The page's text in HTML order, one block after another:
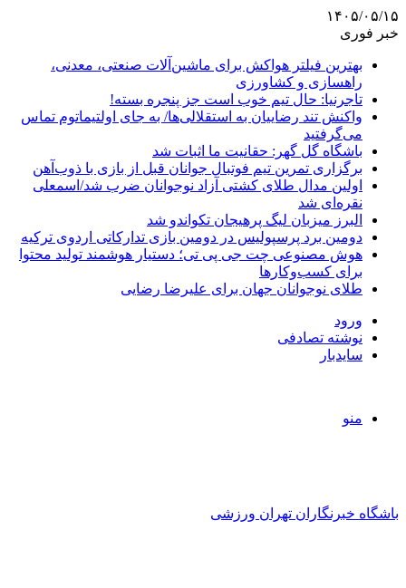
۱۴۰۵/۰۵/۱۵
خبر فوری
بهترین فیلتر هواکش برای ماشین‌آلات صنعتی، معدنی،
راهسازی و کشاورزی
تاجرنیا: حال تیم خوب است جز پنجره بسته!
واکنش تند رضاییان به استقلالی‌ها/ به جای اولتیماتوم تماس
می‌گرفتید
باشگاه گل گهر: حقانیت ما اثبات شد
برگزاری تمرین تیم فوتبال جوانان قبل از بازی با ذوب‌آهن
اولین مدال طلای کشتی آزاد نوجوانان ضرب شد/اسمعلی
نقره‌ای شد
البرز میزبان لیگ پرهیجان تکواندو شد
دومین برد پرسپولیس در دومین بازی تدارکاتی اردوی ترکیه
هوش مصنوعی چت جی پی تی؛ دستیار هوشمند تولید محتوا
برای کسب‌وکارها
طلای نوجوانان جهان برای علیرضا رضایی
ورود
نوشته تصادفی
سایدبار
منو
باشگاه خبرنگاران تهران ورزشی